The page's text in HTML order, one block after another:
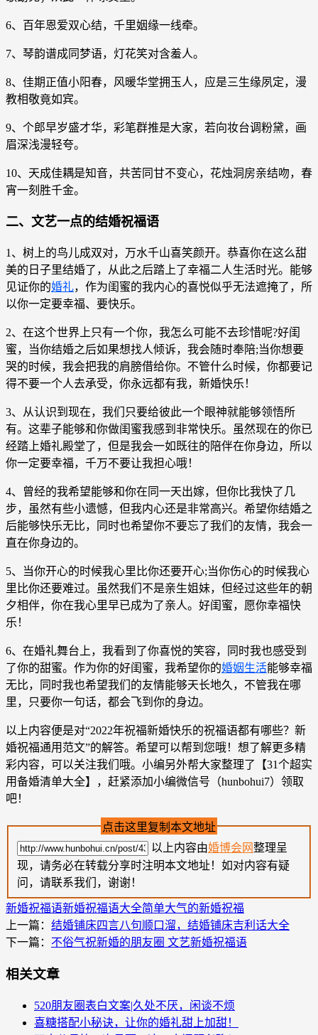
6、百年恩爱双心结，千里姻缘一线牵。
7、琴韵谱成同梦语，灯花笑对含羞人。
8、佳期正值小阳春，风暖华堂拥玉人，应是三生缘夙定，漫
教相敬竟如宾。
9、个郎早岁盛才华，彩笔群推是大家，若向妆台调粉黛，画
眉深浅漫轻夸。
10、天成佳耦是知音，共苦同甘不变心，花烛洞房亲结吻，春
宵一刻胜千金。
二、文艺一点的结婚祝福语
1、树上的鸟儿成双对，万水千山喜笑颜开。恭喜你在这么甜
美的日子里结婚了，从此之后踏上了幸福二人生活时光。能够
见证你的婚礼，作为闺蜜的我内心的喜悦似乎无法遮掩了，所
以你一定要幸福、要快乐。
2、在这个世界上只有一个你，我怎么可能不去珍惜呢?好闺
蜜，当你结婚之后如果想找人倾诉，我会随时奉陪;当你想要
哭的时候，我会把我的肩膀借给你。不管什么时候，你都要记
得不要一个人去承受，你永远都有我，新婚快乐！
3、从认识到现在，我们只要给彼此一个眼神就能够领悟所
有。这辈子能够和你做闺蜜我感到非常快乐。虽然现在的你已
经踏上婚礼殿堂了，但是我会一如既往的陪伴在你身边，所以
你一定要幸福，千万不要让我担心哦！
4、曾经的我希望能够和你在同一天出嫁，但你比我快了几
步，虽然有些小遗憾，但我内心还是非常高兴。希望你结婚之
后能够快乐无比，同时也希望你不要忘了我们的友情，我会一
直在你身边的。
5、当你开心的时候我心里比你还要开心;当你伤心的时候我心
里比你还要难过。虽然我们不是亲生姐妹，但经过这些年的朝
夕相伴，你在我心里早已成为了亲人。好闺蜜，愿你幸福快
乐！
6、在婚礼舞台上，我看到了你喜悦的笑容，同时我也感受到
了你的甜蜜。作为你的好闺蜜，我希望你的婚姻生活能够幸福
无比，同时我也希望我们的友情能够天长地久，不管我在哪
里，只要你一句话，都会飞到你的身边。
以上内容便是对“2022年祝福新婚快乐的祝福语都有哪些？新
婚祝福通用范文”的解答。希望可以帮到您哦！想了解更多精
彩内容，可以关注我们哦。小编另外帮大家整理了【31个超实
用备婚清单大全】，赶紧添加小编微信号（hunbohui7）领取
吧！
点击这里复制本文地址
以上内容由婚博会网整理呈
现，请务必在转载分享时注明本文地址！如对内容有疑
问，请联系我们，谢谢！
新婚祝福语新婚祝福语大全简单大气的新婚祝福
上一篇： 结婚铺床四言八句顺口溜，结婚铺床吉利话大全
下一篇： 不俗气祝新婚的朋友圈 文艺新婚祝福语
相关文章
520朋友圈表白文案|久处不厌，闲谈不烦
喜糖搭配小秘诀，让你的婚礼甜上加甜！